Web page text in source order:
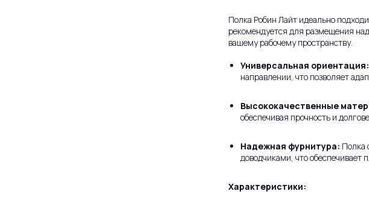
Полка Робин Лайт идеально
рекомендуется для размещения
вашему рабочему пространству.
Универсальная ориентация:
направлении, что позволяет
Высококачественные
обеспечивая прочность и
Надежная фурнитура: Полка
доводчиками, что обеспечивает
Характеристики: